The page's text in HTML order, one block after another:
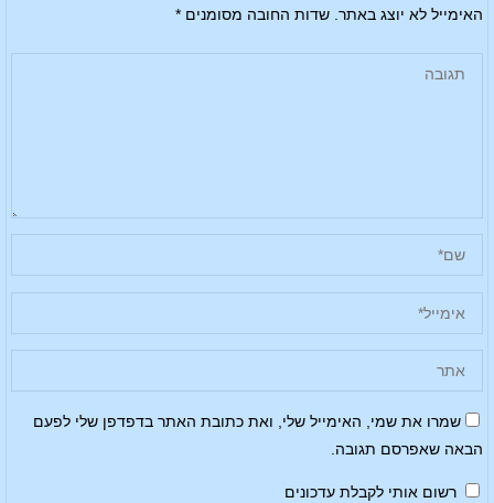
האימייל לא יוצג באתר. שדות החובה מסומנים*
שמרו את שמי, האימייל שלי, ואת כתובת האתר בדפדפן שלי לפעם
הבאה שאפרסם תגובה.
רשום אותי לקבלת עדכונים